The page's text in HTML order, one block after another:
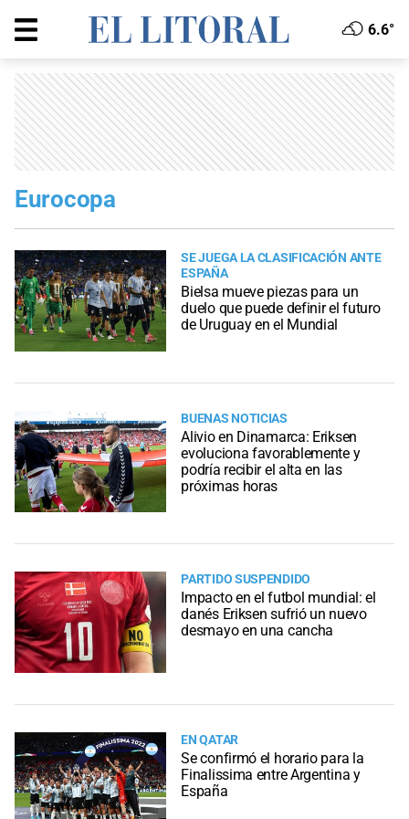
6.6°
Eurocopa
SE JUEGA LA CLASIFICACIÓN ANTE
ESPAÑA
Bielsa mueve piezas para un
duelo que puede definir el futuro
de Uruguay en el Mundial
BUENAS NOTICIAS
Alivio en Dinamarca: Eriksen
evoluciona favorablemente y
podría recibir el alta en las
próximas horas
PARTIDO SUSPENDIDO
Impacto en el futbol mundial: el
danés Eriksen sufrió un nuevo
desmayo en una cancha
EN QATAR
Se confirmó el horario para la
Finalissima entre Argentina y
España